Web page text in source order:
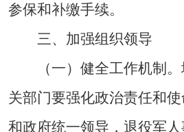
参保和补缴手续。
三、加强组织领导
（一）健全工作机制。
关部门要强化政治责任和
和政府统一领导，退役军